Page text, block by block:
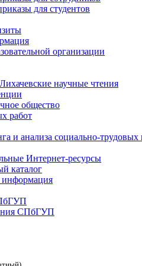
для студентов
организации
научные чтения
общество
работ
и анализа социально-трудовых
Интернет-ресурсы
каталог
информация
СПбГУП